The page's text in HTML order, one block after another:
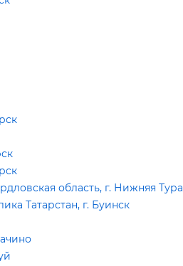
область, г. Нижняя Тура
Татарстан, г. Буинск